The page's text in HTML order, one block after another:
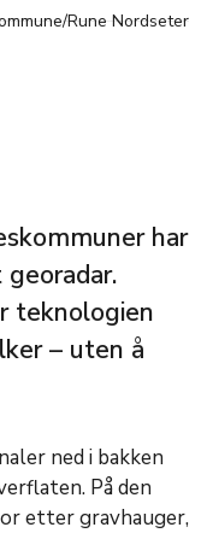
Rune Nordseter
har
teknologien
– uten å
ned i bakken
På den
etter gravhauger,